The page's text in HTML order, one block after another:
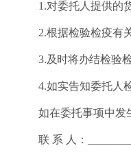
1.对委托人提供的
2.根据检验检疫有
3.及时将办结检验
4.如实告知委托人
如在委托事项中发
联 系 人：